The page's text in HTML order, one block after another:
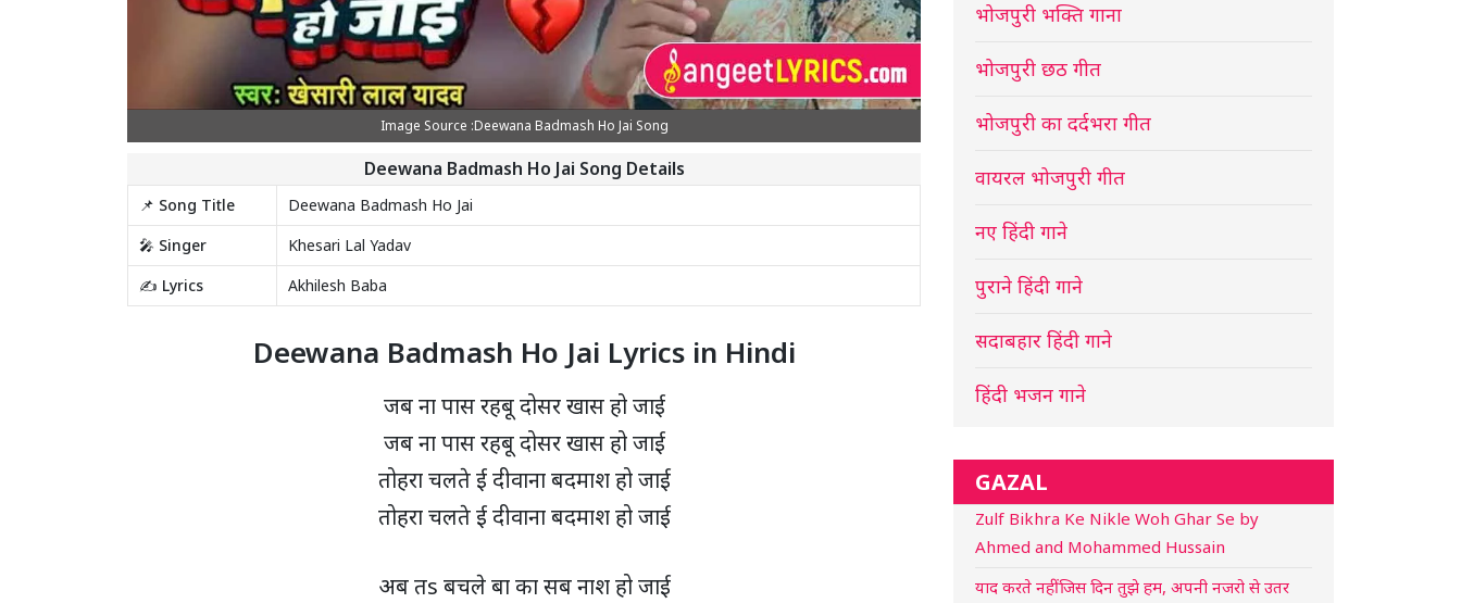
Image Source :Deewana Badmash Ho Jai Song
Deewana Badmash Ho Jai Song Details
📌 Song Title
Deewana Badmash Ho Jai
🎤 Singer
Khesari Lal Yadav
✍️ Lyrics
Akhilesh Baba
Deewana Badmash Ho Jai Lyrics in Hindi
जब ना पास रहबू दोसर खास हो जाई
जब ना पास रहबू दोसर खास हो जाई
तोहरा चलते ई दीवाना बदमाश हो जाई
तोहरा चलते ई दीवाना बदमाश हो जाई
अब तs बचले बा का सब नाश हो जाई
भोजपुरी भक्ति गाना
भोजपुरी छठ गीत
भोजपुरी का दर्दभरा गीत
वायरल भोजपुरी गीत
नए हिंदी गाने
पुराने हिंदी गाने
सदाबहार हिंदी गाने
हिंदी भजन गाने
GAZAL
Zulf Bikhra Ke Nikle Woh Ghar Se by
Ahmed and Mohammed Hussain
याद करते नहीं जिस दिन तुझे हम, अपनी नजरो से उतर